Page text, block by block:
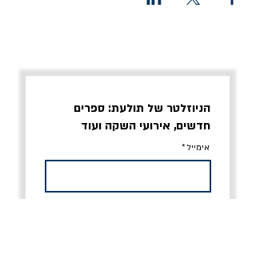
הניוזלטר של תולעת: ספרים
חדשים, אירועי השקה ועוד
אימייל